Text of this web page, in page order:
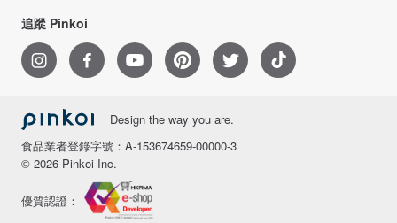
追蹤 Pinkoi
Design the way you are.
食品業者登錄字號：A-153674659-00000-3
© 2026 Pinkoi Inc.
優質認證：